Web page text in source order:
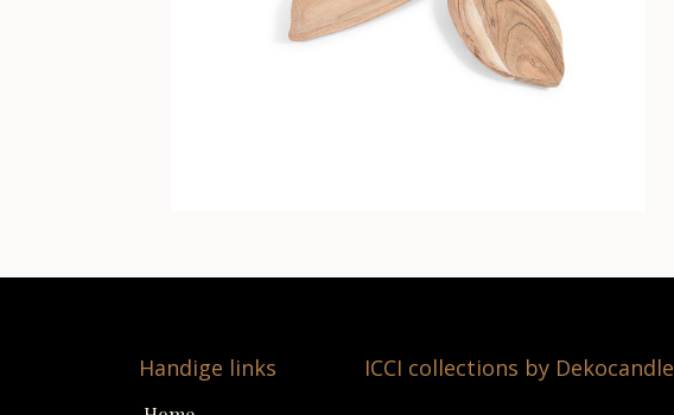
Handige links ICCI collections by Dekocandle